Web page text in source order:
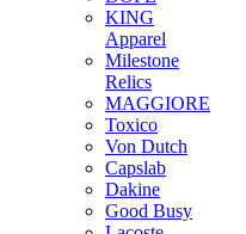
KING
Apparel
Milestone
Relics
MAGGIORE
Toxico
Von Dutch
Capslab
Dakine
Good Busy